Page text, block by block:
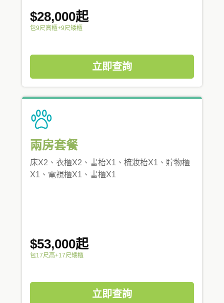
$28,000起
包9尺高櫃+9尺矮櫃
立即查詢
兩房套餐
床X2、衣櫃X2、書枱X1、梳妝枱X1、貯物櫃
X1、電視櫃X1、書櫃X1
$53,000起
包17尺高+17尺矮櫃
立即查詢